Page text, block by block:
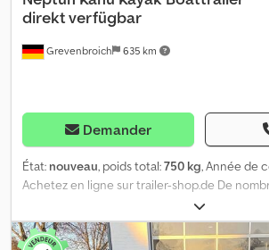
Grevenbroich 635 km
direkt verfügbar
Demander
État: nouveau, poids total:750 kg, Année de
Achetez en ligne sur trailer-shop.de De
disponibles en ligne chez ANHÄNGERWIRTZ.
et à toute heure, 24 heures sur 24, 7 jours sur
le chercher vous-même ou vous le faire